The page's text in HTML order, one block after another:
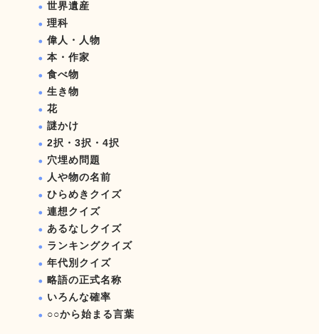
世界遺産
理科
偉人・人物
本・作家
食べ物
生き物
花
謎かけ
2択・3択・4択
穴埋め問題
人や物の名前
ひらめきクイズ
連想クイズ
あるなしクイズ
ランキングクイズ
年代別クイズ
略語の正式名称
いろんな確率
○○から始まる言葉